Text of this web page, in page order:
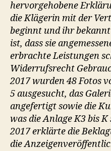
hervorgehobene
die Klägerin mit der
beginnt und ihr
ist, dass sie
erbrachte Leistungen
Widerrufsrecht
2017 wurden 48 Fotos
5 ausgesucht, das
angefertigt sowie die
was die Anlage K3 bis
2017 erklärte die
die